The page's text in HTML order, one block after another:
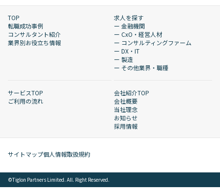
TOP
転職成功事例
コンサルタント紹介
業界別お役立ち情報
求人を探す
ー 金融機関
ー CxO・経営人材
ー コンサルティングファーム
ー DX・IT
ー 製造
ー その他業界・職種
サービスTOP
ご利用の流れ
会社紹介TOP
会社概要
当社理念
お知らせ
採用情報
サイトマップ個人情報取扱規約
©︎Tiglon Partners Limited. All. Right Reserved.